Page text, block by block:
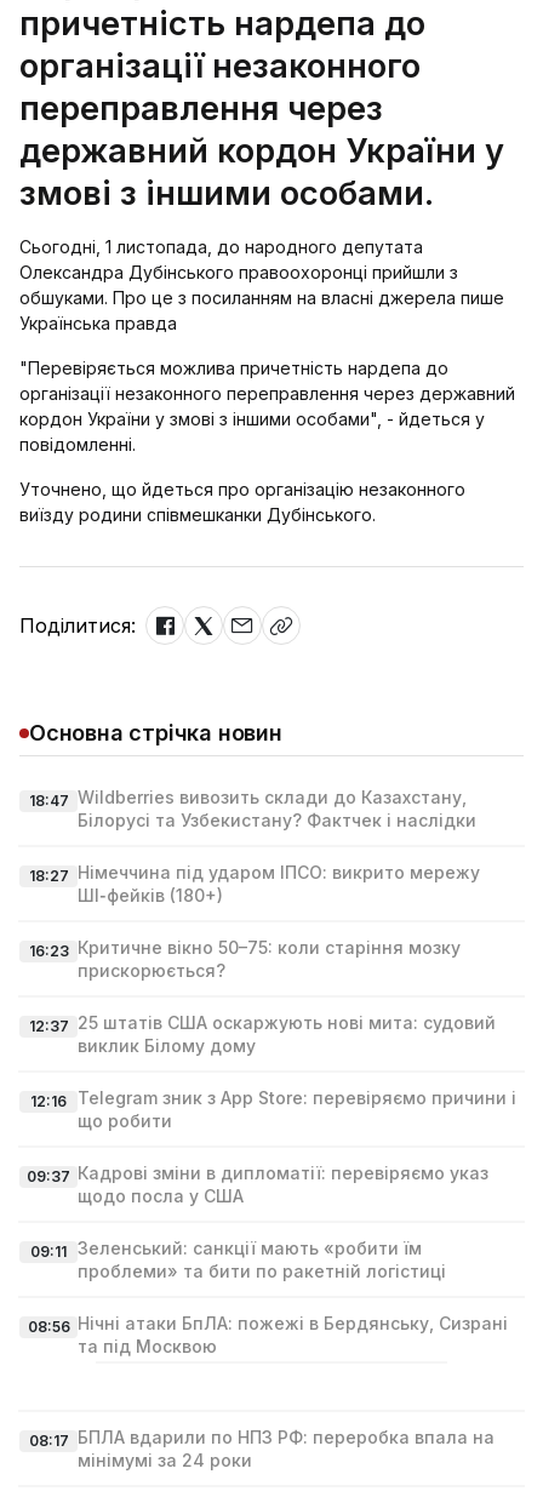
причетність нардепа до
організації незаконного
переправлення через
державний кордон України у
змові з іншими особами.
Сьогодні, 1 листопада, до народного депутата
Олександра Дубінського правоохоронці прийшли з
обшуками. Про це з посиланням на власні джерела пише
Українська правда
"Перевіряється можлива причетність нардепа до
організації незаконного переправлення через державний
кордон України у змові з іншими особами", - йдеться у
повідомленні.
Уточнено, що йдеться про організацію незаконного
виїзду родини співмешканки Дубінського.
Поділитися:
Основна стрічка новин
18:47 Wildberries вивозить склади до Казахстану,
Білорусі та Узбекистану? Фактчек і наслідки
18:27 Німеччина під ударом ІПСО: викрито мережу
ШІ‑фейків (180+)
16:23 Критичне вікно 50–75: коли старіння мозку
прискорюється?
12:37 25 штатів США оскаржують нові мита: судовий
виклик Білому дому
12:16
Telegram зник з App Store: перевіряємо причини і
що робити
09:37 Кадрові зміни в дипломатії: перевіряємо указ
щодо посла у США
09:11 Зеленський: санкції мають «робити їм
проблеми» та бити по ракетній логістиці
08:56 Нічні атаки БпЛА: пожежі в Бердянську, Сизрані
та під Москвою
08:17 БПЛА вдарили по НПЗ РФ: переробка впала на
мінімумі за 24 роки